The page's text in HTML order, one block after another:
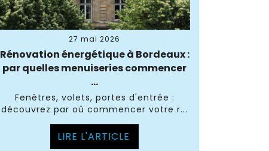
27 mai 2026
Rénovation énergétique à Bordeaux :
par quelles menuiseries commencer
...
Fenêtres, volets, portes d'entrée :
découvrez par où commencer votre r...
LIRE L'ARTICLE